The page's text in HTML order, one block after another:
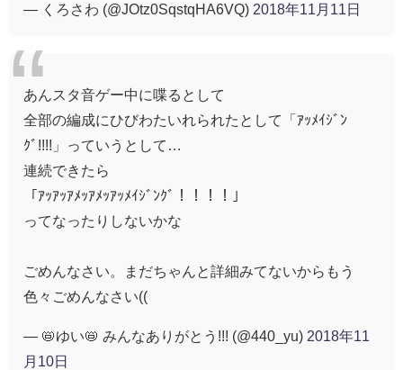
— くろさわ (@JOtz0SqstqHA6VQ) 2018年11月11日
あんスタ音ゲー中に喋るとして
全部の編成にひびわたいれられたとして「ｱｯﾒｲｼﾞﾝ
ｸﾞ!!!!」っていうとして…
連続できたら
「ｱｯｱｯｱﾒｯｱﾒｯｱｯﾒｲｼﾞﾝｸﾞ！！！！」
ってなったりしないかな
ごめんなさい。まだちゃんと詳細みてないからもう
色々ごめんなさい((
— 📛ゆい📛 みんなありがとう!!! (@440_yu) 2018年11
月10日